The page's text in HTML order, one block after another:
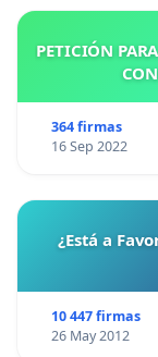
PETICIÓN
364 firmas
16 Sep 2022
¿Está a
10 447 firmas
26 May 2012